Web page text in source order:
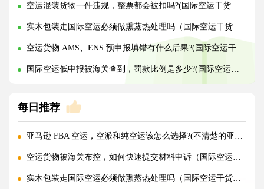
空运混装货物一件违规，整票都会被扣吗?(国际空运干货知识分享)
实木包装走国际空运必须做熏蒸热处理吗（国际空运干货知识分享）
空运货物 AMS、ENS 预申报填错有什么后果?(国际空运干货知识分享)
国际空运低申报被海关查到，罚款比例是多少?(国际空运干货知识分享)
每日推荐
亚马逊 FBA 空运，空派和纯空运该怎么选择?(不清楚的亚马逊卖家看过来)
空运货物被海关布控，如何快速提交材料申诉（国际空运干货知识分享）
实木包装走国际空运必须做熏蒸热处理吗（国际空运干货知识分享）